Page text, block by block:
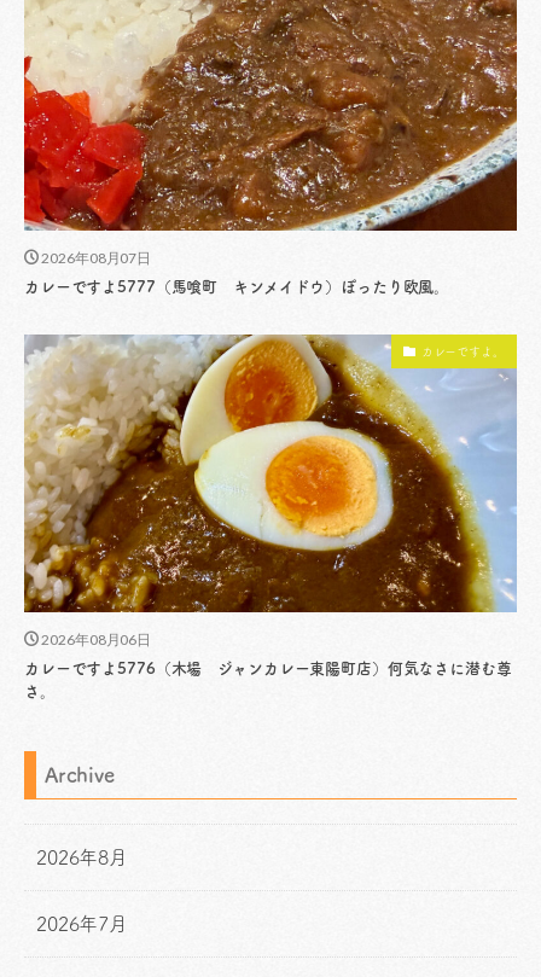
2026年08月07日
カレーですよ5777（馬喰町 キンメイドウ）ぽったり欧風。
カレーですよ。
2026年08月06日
カレーですよ5776（木場 ジャンカレー東陽町店）何気なさに潜む尊
さ。
Archive
2026年8月
2026年7月